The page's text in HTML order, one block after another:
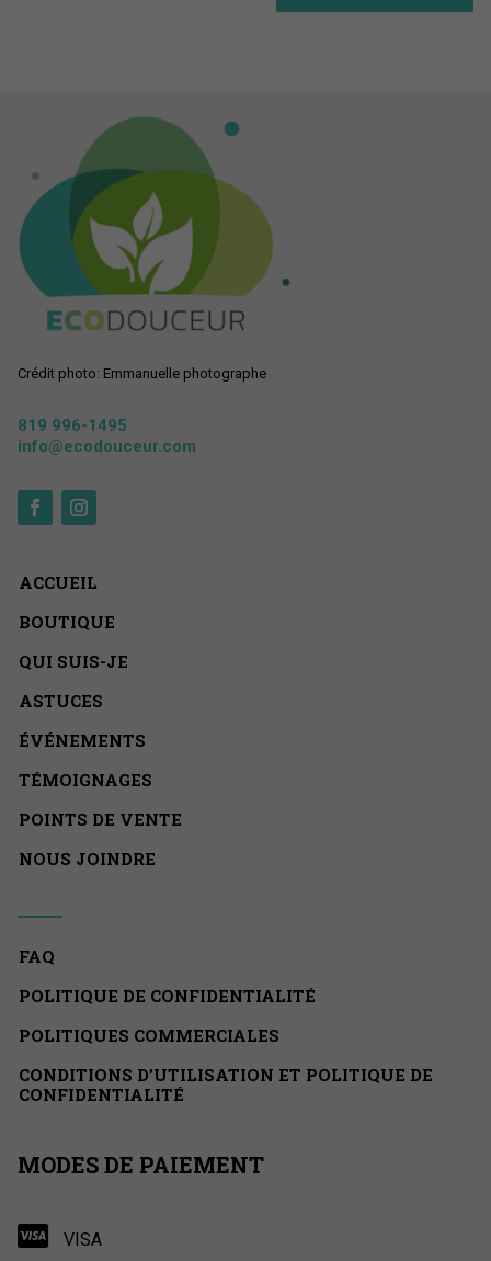
Crédit photo: Emmanuelle photographe
819 996-1495
info@ecodouceur.com
ACCUEIL
BOUTIQUE
QUI SUIS-JE
ASTUCES
ÉVÉNEMENTS
TÉMOIGNAGES
POINTS DE VENTE
NOUS JOINDRE
FAQ
POLITIQUE DE CONFIDENTIALITÉ
POLITIQUES COMMERCIALES
CONDITIONS D’UTILISATION ET POLITIQUE DE
CONFIDENTIALITÉ
MODES DE PAIEMENT
VISA